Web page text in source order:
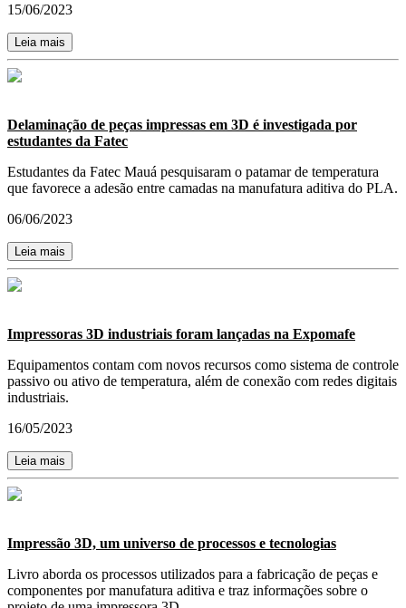
15/06/2023
Leia mais
Delaminação de peças impressas em 3D é investigada por
estudantes da Fatec
Estudantes da Fatec Mauá pesquisaram o patamar de temperatura
que favorece a adesão entre camadas na manufatura aditiva do PLA.
06/06/2023
Leia mais
Impressoras 3D industriais foram lançadas na Expomafe
Equipamentos contam com novos recursos como sistema de controle
passivo ou ativo de temperatura, além de conexão com redes digitais
industriais.
16/05/2023
Leia mais
Impressão 3D, um universo de processos e tecnologias
Livro aborda os processos utilizados para a fabricação de peças e
componentes por manufatura aditiva e traz informações sobre o